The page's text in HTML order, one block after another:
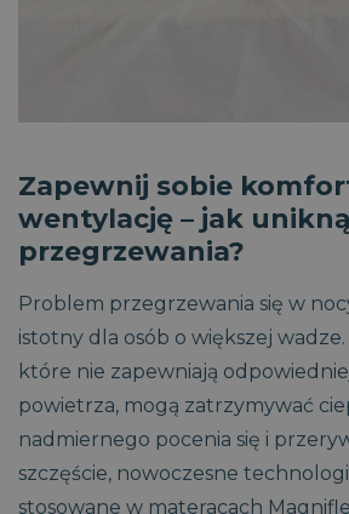
Zapewnij sobie
wentylację – jak
przegrzewania?
Problem przegrzewania się w
istotny dla osób o większej
które nie zapewniają
powietrza, mogą zatrzymywać
nadmiernego pocenia się i
szczęście, nowoczesne
stosowane w materacach